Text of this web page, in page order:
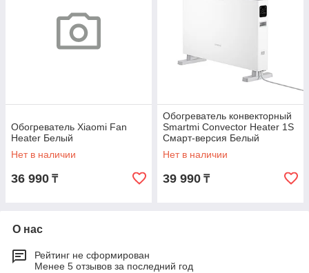
Обогреватель Xiaomi Fan
Heater Белый
Нет в наличии
36 990 ₸
Обогреватель конвекторный
Smartmi Convector Heater 1S
Смарт-версия Белый
Нет в наличии
39 990 ₸
О нас
Рейтинг не сформирован
Менее 5 отзывов за последний год